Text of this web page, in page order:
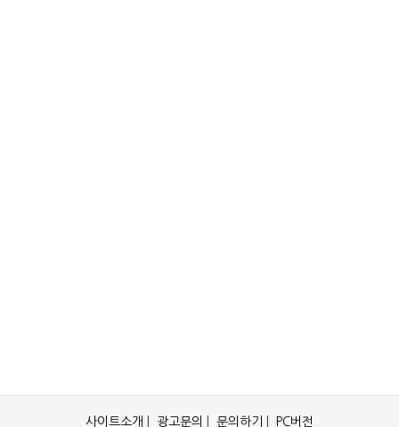
사이트소개 광고문의 문의하기 PC버전